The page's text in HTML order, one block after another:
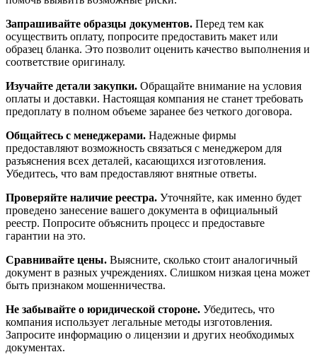
Запрашивайте образцы документов. Перед тем как
осуществить оплату, попросите предоставить макет или
образец бланка. Это позволит оценить качество выполнения и
соответствие оригиналу.
Изучайте детали закупки. Обращайте внимание на условия
оплаты и доставки. Настоящая компания не станет требовать
предоплату в полном объеме заранее без четкого договора.
Общайтесь с менеджерами. Надежные фирмы
предоставляют возможность связаться с менеджером для
разъяснения всех деталей, касающихся изготовления.
Убедитесь, что вам предоставляют внятные ответы.
Проверяйте наличие реестра. Уточняйте, как именно будет
проведено занесение вашего документа в официальный
реестр. Попросите объяснить процесс и предоставьте
гарантии на это.
Сравнивайте цены. Выясните, сколько стоит аналогичный
документ в разных учреждениях. Слишком низкая цена может
быть признаком мошенничества.
Не забывайте о юридической стороне. Убедитесь, что
компания использует легальные методы изготовления.
Запросите информацию о лицензии и других необходимых
документах.